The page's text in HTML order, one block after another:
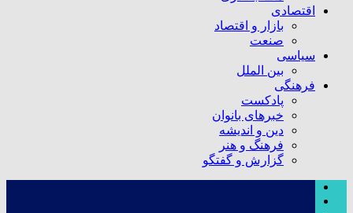
اقتصادی
بازار و اقتصاد
صنعت
سیاسی
بین الملل
فرهنگی
پادکست
خبرهای بانوان
دین و اندیشه
فرهنگ و هنر
گزارش و گفتگو